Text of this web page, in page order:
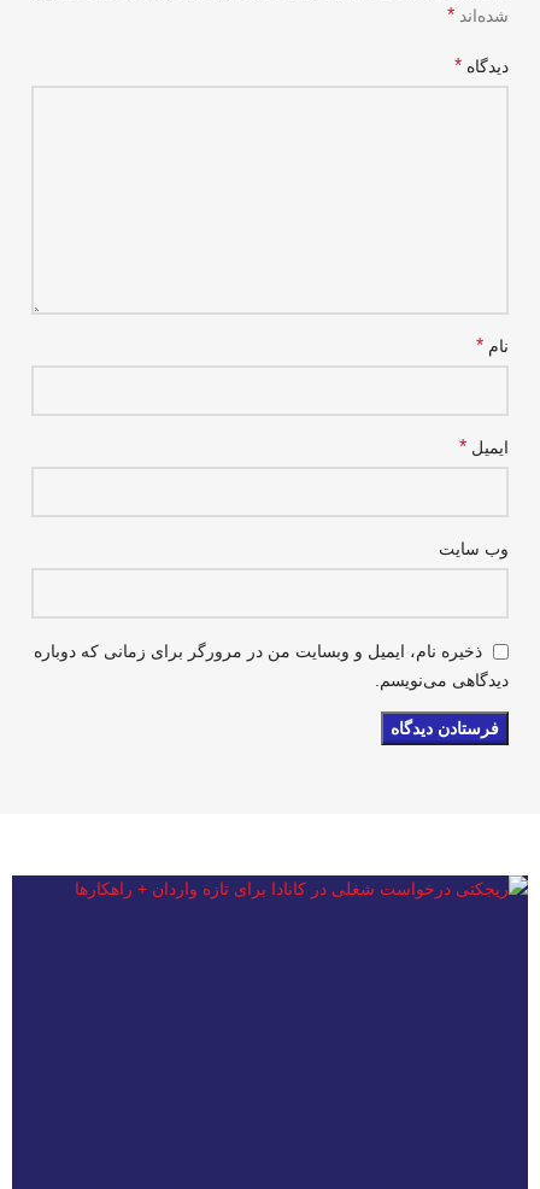
شده‌اند *
دیدگاه *
نام *
ایمیل *
وب‌ سایت
ذخیره نام، ایمیل و وبسایت من در مرورگر برای زمانی که دوباره
دیدگاهی می‌نویسم.